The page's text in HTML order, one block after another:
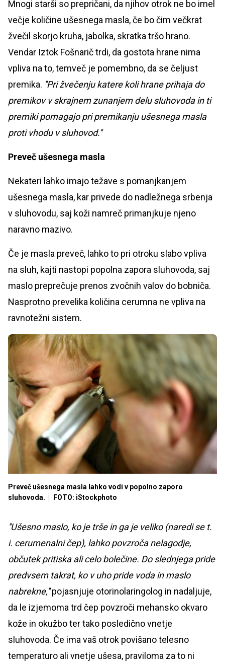
Mnogi starši so prepričani, da njihov otrok ne bo imel
večje količine ušesnega masla, če bo čim večkrat
žvečil skorjo kruha, jabolka, skratka tršo hrano.
Vendar Iztok Fošnarič trdi, da gostota hrane nima
vpliva na to, temveč je pomembno, da se čeljust
premika. ''Pri žvečenju katere koli hrane prihaja do
premikov v skrajnem zunanjem delu sluhovoda in ti
premiki pomagajo pri premikanju ušesnega masla
proti vhodu v sluhovod.''
Preveč ušesnega masla
Nekateri lahko imajo težave s pomanjkanjem
ušesnega masla, kar privede do nadležnega srbenja
v sluhovodu, saj koži namreč primanjkuje njeno
naravno mazivo.
Če je masla preveč, lahko to pri otroku slabo vpliva
na sluh, kajti nastopi popolna zapora sluhovoda, saj
maslo preprečuje prenos zvočnih valov do bobniča.
Nasprotno prevelika količina cerumna ne vpliva na
ravnotežni sistem.
Preveč ušesnega masla lahko vodi v popolno zaporo
sluhovoda.
FOTO: iStockphoto
''Ušesno maslo, ko je trše in ga je veliko (naredi se t.
i. cerumenalni čep), lahko povzroča nelagodje,
občutek pritiska ali celo bolečine. Do slednjega pride
predvsem takrat, ko v uho pride voda in maslo
nabrekne,''pojasnjuje otorinolaringolog in nadaljuje,
da le izjemoma trd čep povzroči mehansko okvaro
kože in okužbo ter tako posledično vnetje
sluhovoda. Če ima vaš otrok povišano telesno
temperaturo ali vnetje ušesa, praviloma za to ni